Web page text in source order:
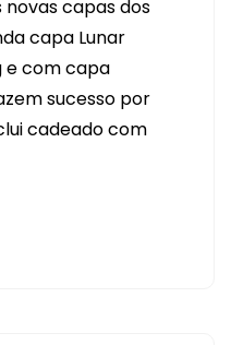
COM
CADEADO
(NOVAS
CAPAS)
capas dos
capa Lunar
e com capa
sucesso por
cadeado com